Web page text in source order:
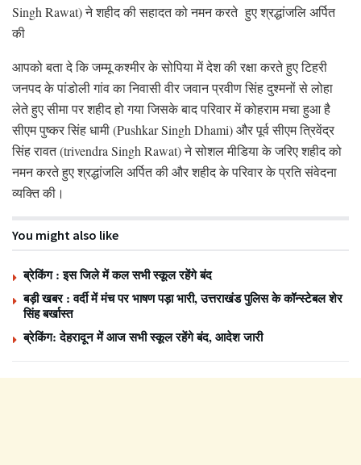
Singh Rawat) ने शहीद की सहादत को नमन करते हुए श्रद्धांजलि अर्पित
की
आपको बता दे कि जम्मू कश्मीर के सोपिया में देश की रक्षा करते हुए टिहरी
जनपद के पांडोली गांव का निवासी वीर जवान प्रवीण सिंह दुश्मनों से लोहा
लेते हुए सीमा पर शहीद हो गया जिसके बाद परिवार में कोहराम मचा हुआ है
सीएम पुष्कर सिंह धामी (Pushkar Singh Dhami) और पूर्व सीएम त्रिवेंद्र
सिंह रावत (trivendra Singh Rawat) ने सोशल मीडिया के जरिए शहीद को
नमन करते हुए श्रद्धांजलि अर्पित की और शहीद के परिवार के प्रति संवेदना
व्यक्ति की।
You might also like
ब्रेकिंग : इस जिले में कल सभी स्कूल रहेंगे बंद
बड़ी खबर : वर्दी में मंच पर भाषण पड़ा भारी, उत्तराखंड पुलिस के कॉन्स्टेबल शेर
सिंह बर्खास्त
ब्रेकिंग: देहरादून में आज सभी स्कूल रहेंगे बंद, आदेश जारी